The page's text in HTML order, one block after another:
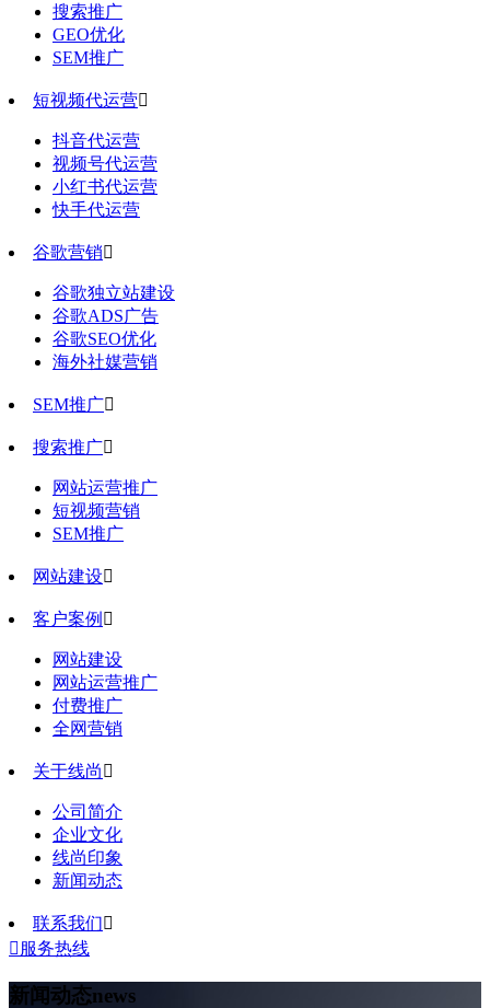
搜索推广
GEO优化
SEM推广
短视频代运营
抖音代运营
视频号代运营
小红书代运营
快手代运营
谷歌营销
谷歌独立站建设
谷歌ADS广告
谷歌SEO优化
海外社媒营销
SEM推广
搜索推广
网站运营推广
短视频营销
SEM推广
网站建设
客户案例 
网站建设
网站运营推广
付费推广
全网营销
关于线尚 
公司简介
企业文化
线尚印象
新闻动态
联系我们
 服务热线
新闻动态news